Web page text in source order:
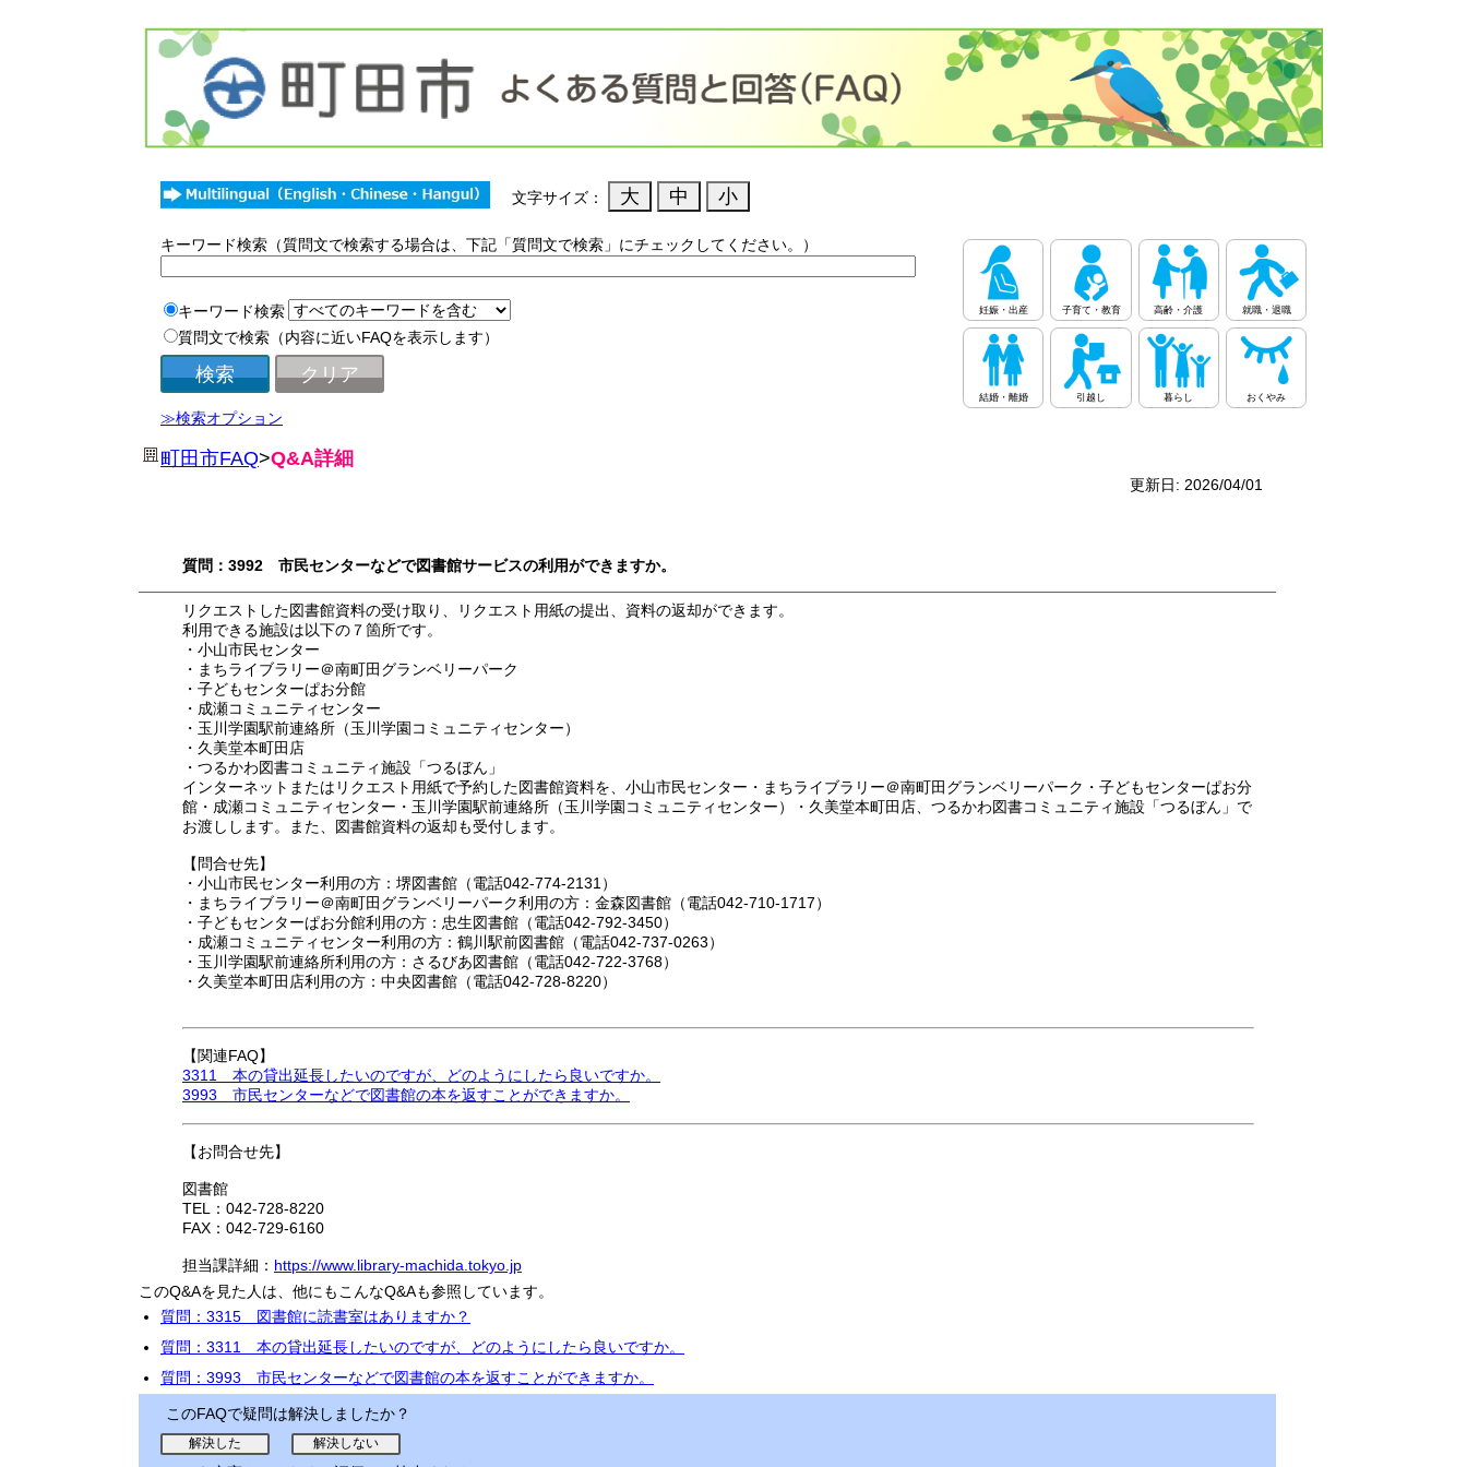
文字サイズ：
キーワード検索（質問文で検索する場合は、下記「質問文で検索」にチェックしてください。）
キーワード検索
質問文で検索（内容に近いFAQを表示します）
≫検索オプション
町田市FAQ>Q&A詳細
更新日: 2026/04/01
質問：3992 市民センターなどで図書館サービスの利用ができますか。
リクエストした図書館資料の受け取り、リクエスト用紙の提出、資料の返却ができます。
利用できる施設は以下の７箇所です。
・小山市民センター
・まちライブラリー＠南町田グランベリーパーク
・子どもセンターぱお分館
・成瀬コミュニティセンター
・玉川学園駅前連絡所（玉川学園コミュニティセンター）
・久美堂本町田店
・つるかわ図書コミュニティ施設「つるぼん」
インターネットまたはリクエスト用紙で予約した図書館資料を、小山市民センター・まちライブラリー＠南町田グランベリーパーク・子どもセンターぱお分
館・成瀬コミュニティセンター・玉川学園駅前連絡所（玉川学園コミュニティセンター）・久美堂本町田店、つるかわ図書コミュニティ施設「つるぼん」で
お渡しします。また、図書館資料の返却も受付します。
【問合せ先】
・小山市民センター利用の方：堺図書館（電話042-774-2131）
・まちライブラリー＠南町田グランベリーパーク利用の方：金森図書館（電話042-710-1717）
・子どもセンターぱお分館利用の方：忠生図書館（電話042-792-3450）
・成瀬コミュニティセンター利用の方：鶴川駅前図書館（電話042-737-0263）
・玉川学園駅前連絡所利用の方：さるびあ図書館（電話042-722-3768）
・久美堂本町田店利用の方：中央図書館（電話042-728-8220）
【関連FAQ】
3311 本の貸出延長したいのですが、どのようにしたら良いですか。
3993 市民センターなどで図書館の本を返すことができますか。
【お問合せ先】
図書館
TEL：042-728-8220
FAX：042-729-6160
担当課詳細： https://www.library-machida.tokyo.jp
このQ&Aを見た人は、他にもこんなQ&Aも参照しています。
質問：3315 図書館に読書室はありますか？
質問：3311 本の貸出延長したいのですが、どのようにしたら良いですか。
質問：3993 市民センターなどで図書館の本を返すことができますか。
このFAQで疑問は解決しましたか？
妊娠・出産 子育て・教育 高齢・介護 就職・退職
結婚・離婚 引越し 暮らし おくやみ